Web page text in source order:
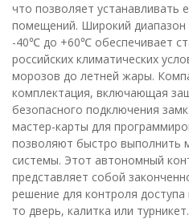
что позволяет устанавливать
помещений. Широкий диапазон
-40℃ до +60℃ обеспечивает
российских климатических
морозов до летней жары.
комплектация, включающая
безопасного подключения
мастер-карты для
позволяют быстро выполнить
системы. Этот автономный
представляет собой
решение для контроля
то дверь, калитка или турникет.